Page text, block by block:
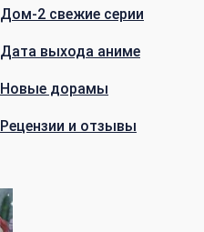
Дом-2 свежие серии
Дата выхода аниме
Новые дорамы
Рецензии и отзывы